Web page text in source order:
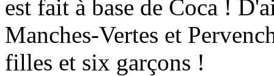
est fait à base de Coca !
Manches-Vertes et
filles et six garçons !